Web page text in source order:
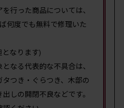
行った商品については、
何度でも無料で修理いた
なります)
なる代表的な不具合は、
つき・ぐらつき、木部の
しの開閉不良などです。